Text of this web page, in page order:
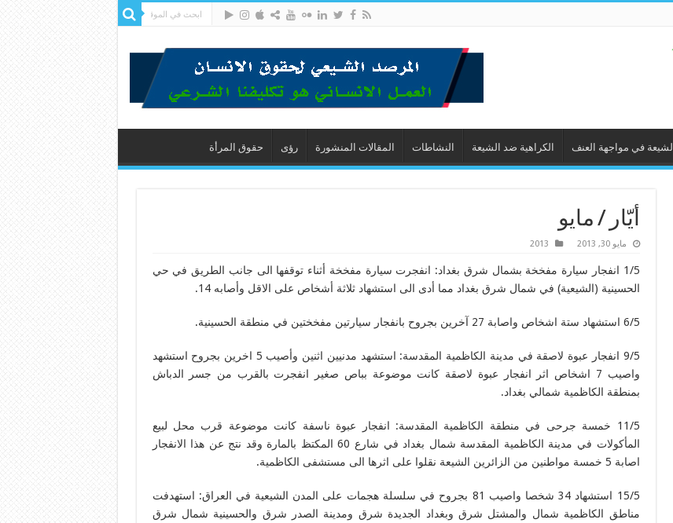
الشيعة في مواجهة العنف الكراهية ضد الشيعة النشاطات المقالات المنشورة رؤى حقوق المرأة
أيّار / مايو
مايو 30, 2013 2013
1/5 انفجار سيارة مفخخة بشمال شرق بغداد: انفجرت سيارة مفخخة أثناء توقفها الى جانب الطريق في حي
الحسينية (الشيعية) في شمال شرق بغداد مما أدى الى استشهاد ثلاثة أشخاص على الاقل وأصابه 14.
6/5 استشهاد ستة اشخاص واصابة 27 آخرين بجروح بانفجار سيارتين مفخختين في منطقة الحسينية.
9/5 انفجار عبوة لاصقة في مدينة الكاظمية المقدسة: استشهد مدنيين اثنين وأصيب 5 اخرين بجروح استشهد
واصيب 7 اشخاص اثر انفجار عبوة لاصقة كانت موضوعة بباص صغير انفجرت بالقرب من جسر الدباش
بمنطقة الكاظمية شمالي بغداد.
11/5 خمسة جرحى في منطقة الكاظمية المقدسة‎: انفجار عبوة ناسفة كانت موضوعة قرب محل لبيع
المأكولات في مدينة الكاظمية المقدسة شمال بغداد في شارع 60 المكتظ بالمارة وقد نتج عن هذا الانفجار
اصابة 5 خمسة مواطنين من الزائرين الشيعة نقلوا على اثرها الى مستشفى الكاظمية.
15/5 استشهاد 34 شخصا واصيب 81 بجروح في سلسلة هجمات على المدن الشيعية في العراق: استهدفت
مناطق الكاظمية شمال والمشتل شرق وبغداد الجديدة شرق ومدينة الصدر شرق والحسينية شمال شرق